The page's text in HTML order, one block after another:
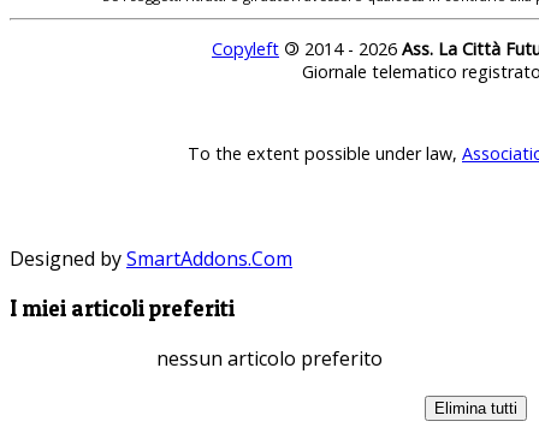
Copyleft © 2014 - 2026 Ass. La Città
Giornale telematico
To the extent possible under law,
Designed bySmartAddons.Com
I miei articoli preferiti
nessun articolo preferito